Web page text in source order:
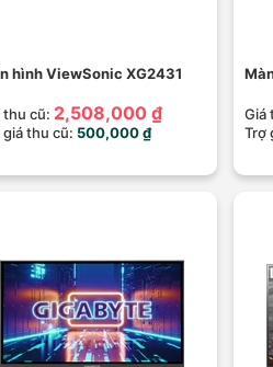
hình ViewSonic XG2431
thu cũ: 2,508,000 ₫
giá thu cũ: 500,000 ₫
Giá
Trợ